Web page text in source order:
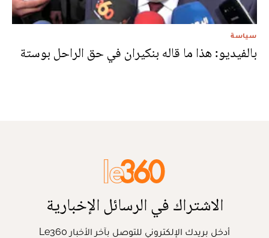
سياسة
بالفيديو: هذا ما قاله بنكيران في حق الراحل بوستة
الاشتراك في الرسائل الإخبارية
أدخل بريدك الإلكتروني للتوصل بآخر الأخبار Le360